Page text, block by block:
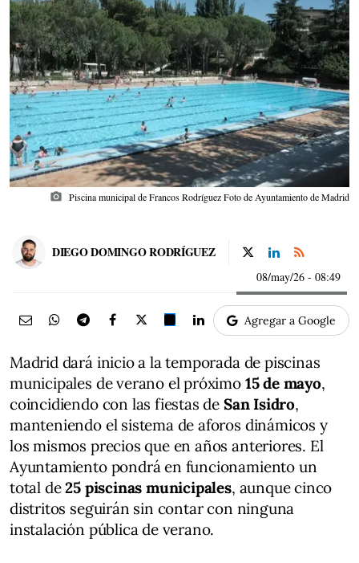
photo_camera Piscina municipal de Francos Rodríguez Foto de Ayuntamiento de Madrid
DIEGO DOMINGO RODRÍGUEZ
08/may/26 - 08:49
Agregar a Google
Madrid dará inicio a la temporada de piscinas
municipales de verano el próximo 15 de mayo,
coincidiendo con las fiestas de San Isidro,
manteniendo el sistema de aforos dinámicos y
los mismos precios que en años anteriores. El
Ayuntamiento pondrá en funcionamiento un
total de25 piscinas municipales, aunque cinco
distritos seguirán sin contar con ninguna
instalación pública de verano.